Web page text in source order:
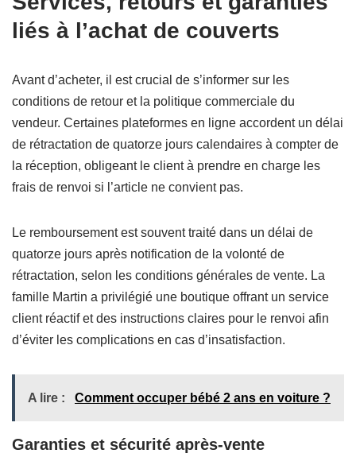
liés à l’achat de couverts
Avant d’acheter, il est crucial de s’informer sur les
conditions de retour et la politique commerciale du
vendeur. Certaines plateformes en ligne accordent un délai
de rétractation de quatorze jours calendaires à compter de
la réception, obligeant le client à prendre en charge les
frais de renvoi si l’article ne convient pas.
Le remboursement est souvent traité dans un délai de
quatorze jours après notification de la volonté de
rétractation, selon les conditions générales de vente. La
famille Martin a privilégié une boutique offrant un service
client réactif et des instructions claires pour le renvoi afin
d’éviter les complications en cas d’insatisfaction.
A lire : Comment occuper bébé 2 ans en voiture ?
Garanties et sécurité après-vente